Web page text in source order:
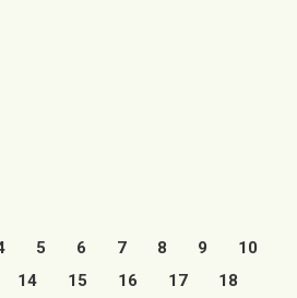
5 6 7 8 9
10
14 15 16 17
18